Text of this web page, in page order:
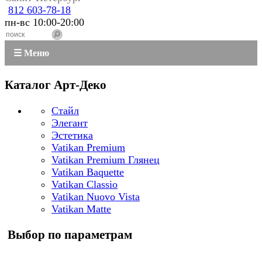
812 603-78-18
пн-вс 10:00-20:00
☰ Меню
Каталог Арт-Деко
Стайл
Элегант
Эстетика
Vatikan Premium
Vatikan Premium Глянец
Vatikan Baquette
Vatikan Classio
Vatikan Nuovo Vista
Vatikan Matte
Выбор по параметрам